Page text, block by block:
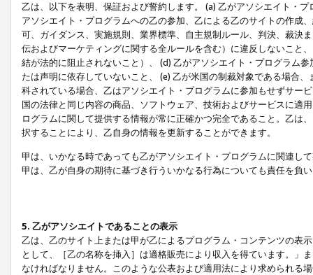
乙は、以下を表明、保証および誓約します。 (a) 乙がアソシエイト・
アソシエイト・プログラムへの乙の参加、乙による乙のサイトの作成
可、ガイダンス、実施規則、業界標準、自主規制ルール、判決、裁決
伝およびマーケティングに関する全ルールを含む）に違反しないこと
結が法的に阻止されないこと）、 (d) 乙がアソシエイト・プログラム
たは声明に依存していないこと、 (e) 乙が米国の制裁対象である場合
科されている場合、乙はアソシエイト・プログラムに参加もせずサー
国の法律と同じ内容の商品、ソフトウェア、技術およびサービスに適
ログラムに関して提供する情報が常に正確かつ完全であること。乙は
択することにより、乙自身の情報を更新することができます。
甲は、いかなる時であっても乙がアソシエイト・プログラムに関連し
甲は、乙が自身の期待に基づき行ういかなる行為についても責任を負
5. 乙がアソシエイトであることの表示
乙は、乙のサイト上または甲が乙によるプログラム・コンテンツの表
として、［乙の名称を挿入］は適格販売により収入を得ています。」
なければなりません。このような公表および適用法により求められる